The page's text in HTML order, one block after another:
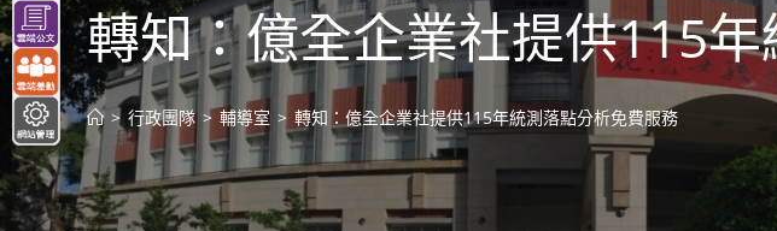
轉知：億全企業社提供115
> 行政團隊 > 輔導室 > 轉知：億全企業社提供115年統測落點分析免費服務